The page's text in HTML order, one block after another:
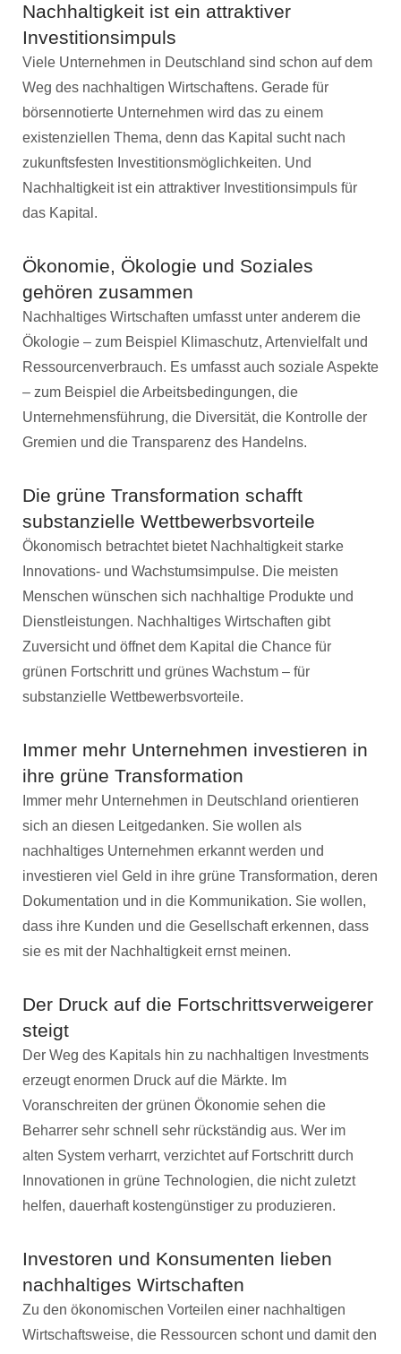
Nachhaltigkeit ist ein attraktiver
Investitionsimpuls
Viele Unternehmen in Deutschland sind schon auf dem
Weg des nachhaltigen Wirtschaftens. Gerade für
börsennotierte Unternehmen wird das zu einem
existenziellen Thema, denn das Kapital sucht nach
zukunftsfesten Investitionsmöglichkeiten. Und
Nachhaltigkeit ist ein attraktiver Investitionsimpuls für
das Kapital.
Ökonomie, Ökologie und Soziales
gehören zusammen
Nachhaltiges Wirtschaften umfasst unter anderem die
Ökologie – zum Beispiel Klimaschutz, Artenvielfalt und
Ressourcenverbrauch. Es umfasst auch soziale Aspekte
– zum Beispiel die Arbeitsbedingungen, die
Unternehmensführung, die Diversität, die Kontrolle der
Gremien und die Transparenz des Handelns.
Die grüne Transformation schafft
substanzielle Wettbewerbsvorteile
Ökonomisch betrachtet bietet Nachhaltigkeit starke
Innovations- und Wachstumsimpulse. Die meisten
Menschen wünschen sich nachhaltige Produkte und
Dienstleistungen. Nachhaltiges Wirtschaften gibt
Zuversicht und öffnet dem Kapital die Chance für
grünen Fortschritt und grünes Wachstum – für
substanzielle Wettbewerbsvorteile.
Immer mehr Unternehmen investieren in
ihre grüne Transformation
Immer mehr Unternehmen in Deutschland orientieren
sich an diesen Leitgedanken. Sie wollen als
nachhaltiges Unternehmen erkannt werden und
investieren viel Geld in ihre grüne Transformation, deren
Dokumentation und in die Kommunikation. Sie wollen,
dass ihre Kunden und die Gesellschaft erkennen, dass
sie es mit der Nachhaltigkeit ernst meinen.
Der Druck auf die Fortschrittsverweigerer
steigt
Der Weg des Kapitals hin zu nachhaltigen Investments
erzeugt enormen Druck auf die Märkte. Im
Voranschreiten der grünen Ökonomie sehen die
Beharrer sehr schnell sehr rückständig aus. Wer im
alten System verharrt, verzichtet auf Fortschritt durch
Innovationen in grüne Technologien, die nicht zuletzt
helfen, dauerhaft kostengünstiger zu produzieren.
Investoren und Konsumenten lieben
nachhaltiges Wirtschaften
Zu den ökonomischen Vorteilen einer nachhaltigen
Wirtschaftsweise, die Ressourcen schont und damit den